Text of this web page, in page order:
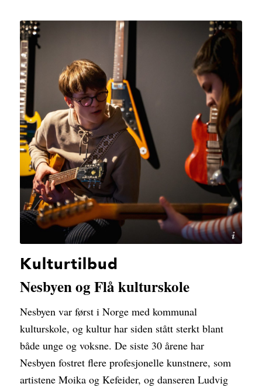
Lars Storheim
Kulturtilbud
Nesbyen og Flå kulturskole
Nesbyen var først i Norge med kommunal
kulturskole, og kultur har siden stått sterkt blant
både unge og voksne. De siste 30 årene har
Nesbyen fostret flere profesjonelle kunstnere, som
artistene Moika og Kefeider, og danseren Ludvig